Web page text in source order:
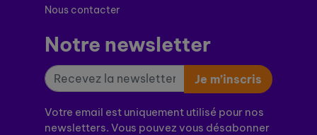
Nous contacter
Notre newsletter
Je m’inscris
Votre email est uniquement utilisé pour nos
newsletters. Vous pouvez vous désabonner